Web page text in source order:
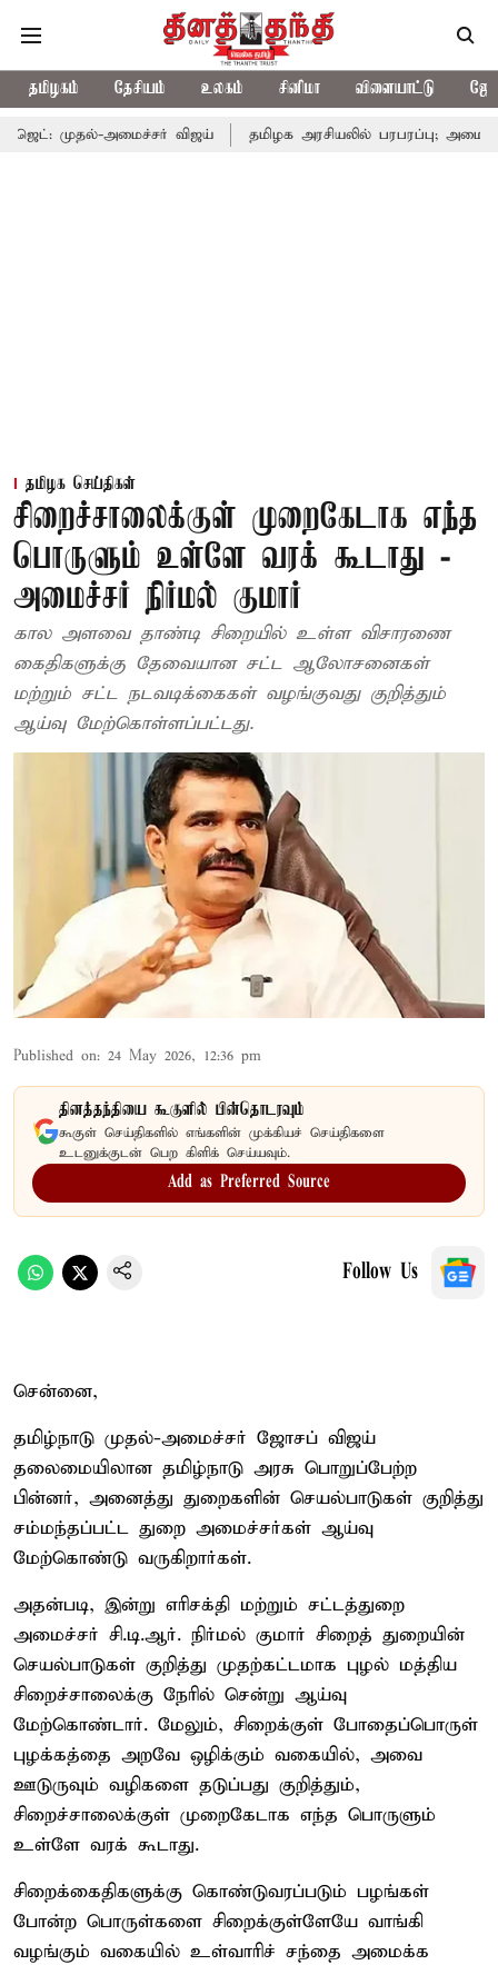
தமிழகம் தேசியம் உலகம் சினிமா விளையாட்டு
அமைச்சர் விஜய் தமிழக அரசியலில் பரபரப்பு; அமைச்சர்
தமிழக செய்திகள்
சிறைச்சாலைக்குள் முறைகேடாக எந்த
பொருளும் உள்ளே வரக் கூடாது -
அமைச்சர் நிர்மல் குமார்
கால அளவை தாண்டி சிறையில் உள்ள விசாரணை
கைதிகளுக்கு தேவையான சட்ட ஆலோசனைகள்
மற்றும் சட்ட நடவடிக்கைகள் வழங்குவது குறித்தும்
ஆய்வு மேற்கொள்ளப்பட்டது.
Published on: 24 May 2026, 12:36 pm
தினத்தந்தியை கூகுளில் பின்தொடரவும்
கூகுள் செய்திகளில் எங்களின் முக்கியச் செய்திகளை
உடனுக்குடன் பெற கிளிக் செய்யவும்.
Add as Preferred Source
Follow Us
சென்னை,
தமிழ்நாடு முதல்-அமைச்சர் ஜோசப் விஜய்
தலைமையிலான தமிழ்நாடு அரசு பொறுப்பேற்ற
பின்னர், அனைத்து துறைகளின் செயல்பாடுகள் குறித்து
சம்மந்தப்பட்ட துறை அமைச்சர்கள் ஆய்வு
மேற்கொண்டு வருகிறார்கள்.
அதன்படி, இன்று எரிசக்தி மற்றும் சட்டத்துறை
அமைச்சர் சி.டி.ஆர். நிர்மல் குமார் சிறைத் துறையின்
செயல்பாடுகள் குறித்து முதற்கட்டமாக புழல் மத்திய
சிறைச்சாலைக்கு நேரில் சென்று ஆய்வு
மேற்கொண்டார். மேலும், சிறைக்குள் போதைப்பொருள்
புழக்கத்தை அறவே ஒழிக்கும் வகையில், அவை
ஊடுருவும் வழிகளை தடுப்பது குறித்தும்,
சிறைச்சாலைக்குள் முறைகேடாக எந்த பொருளும்
உள்ளே வரக் கூடாது.
சிறைக்கைதிகளுக்கு கொண்டுவரப்படும் பழங்கள்
போன்ற பொருள்களை சிறைக்குள்ளேயே வாங்கி
வழங்கும் வகையில் உள்வாரிச் சந்தை அமைக்க